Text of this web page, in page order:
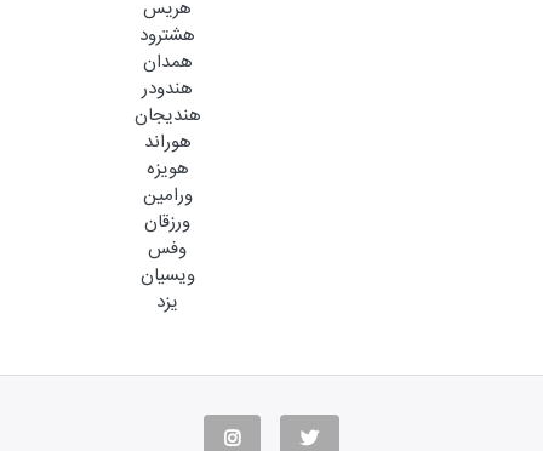
هریس
هشترود
همدان
هندودر
هندیجان
هوراند
هویزه
ورامین
ورزقان
وفس
ویسیان
یزد